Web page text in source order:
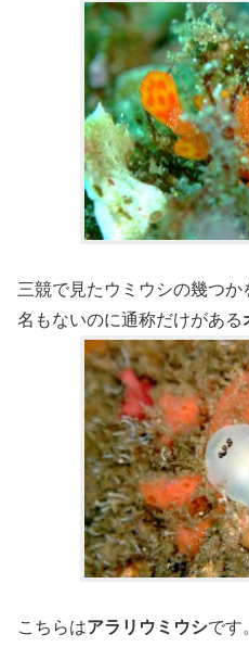
三競で見たウミウシの幾つ
名もないのに通称だけがある
こちらはアラリウミウシです